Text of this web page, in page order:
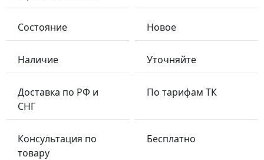
Состояние Новое
Наличие Уточняйте
Доставка по РФ и
СНГ
По тарифам ТК
Консультация по
товару
Бесплатно